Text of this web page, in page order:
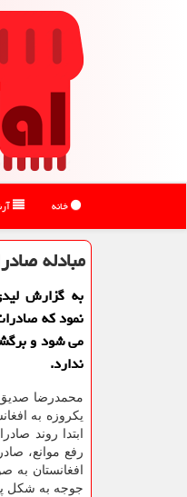
خانه
مبادله
به گزارش
نمود كه
می شود و
ندارد.
محمدرضا صدیق
یکروزه به
ابتدا روند
رفع موانع،
افغانستان
جوجه به شکل